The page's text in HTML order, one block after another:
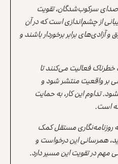
صدای سرکوب‌شدگان، تقویت
از چشم‌اندازی است که در آن
برابر برخوردار باشند و
خطرناک فعالیت می‌کنند تا
بر واقعیت منتشر شود و
تداوم این کار، به حمایت
است.
روزنامه‌نگاری مستقل کمک
همرسانی این درخواست و
مهم در تقویت این مسیر دارد.